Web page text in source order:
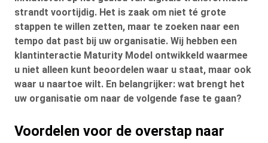
strandt voortijdig. Het is zaak om niet té grote
stappen te willen zetten, maar te zoeken naar een
tempo dat past bij uw organisatie. Wij hebben een
klantinteractie Maturity Model ontwikkeld waarmee
u niet alleen kunt beoordelen waar u staat, maar ook
waar u naartoe wilt. En belangrijker: wat brengt het
uw organisatie om naar de volgende fase te gaan?
Voordelen voor de overstap naar